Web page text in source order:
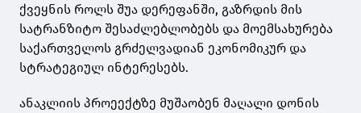
ქვეყნის როლს შუა დერეფანში, გაზრდის მის
სატრანზიტო შესაძლებლობებს და მოემსახურება
საქართველოს გრძელვადიან ეკონომიკურ და
სტრატეგიულ ინტერესებს.
ანაკლიის პროეექტზე მუშაობენ მაღალი დონის